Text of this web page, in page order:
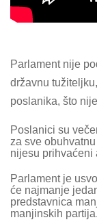
Parlament nije
državnu
poslanika, što
Poslanici su
za sve
nijesu prihvaćeni
Parlament je
će najmanje
predstavnica
manjinskih partija.